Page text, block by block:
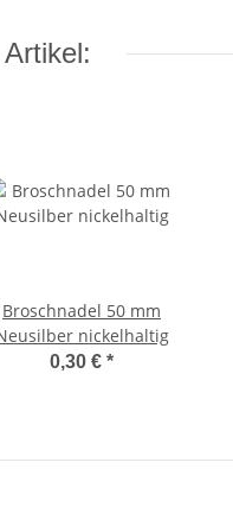
Broschnadel 50 mm
nickelhaltig
0,30 € *